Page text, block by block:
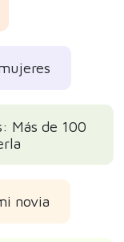
Más de 100
novia